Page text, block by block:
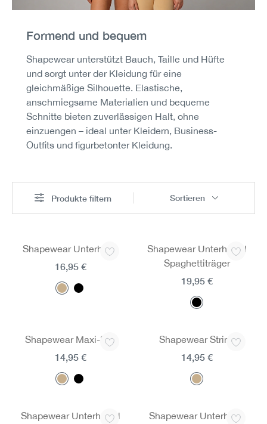
Formend und bequem
Shapewear unterstützt Bauch, Taille und Hüfte
und sorgt unter der Kleidung für eine
gleichmäßige Silhouette. Elastische,
anschmiegsame Materialien und bequeme
Schnitte bieten zuverlässigen Halt, ohne
einzuengen – ideal unter Kleidern, Business-
Outfits und figurbetonter Kleidung.
Produkte filtern Sortieren
Shapewear Unterhose
16,95 €
Shapewear Unterhemd
Spaghettiträger
19,95 €
Shapewear Maxi-Slip
14,95 €
Shapewear String
14,95 €
Shapewear Unterhemd
Shapewear Unterhose